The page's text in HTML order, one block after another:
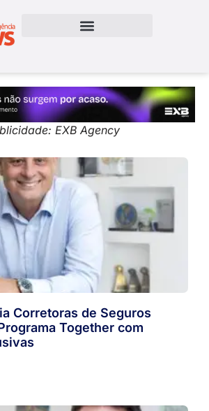
EXB Agency
Corretoras de Seguros
Together com